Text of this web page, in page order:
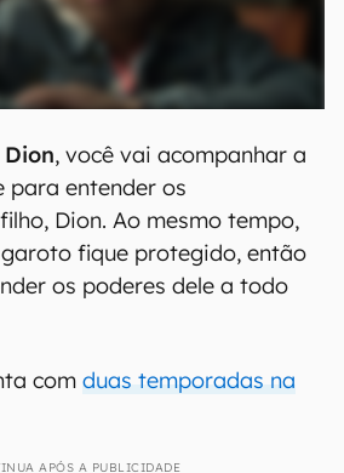
, você vai acompanhar a
para entender os
Dion. Ao mesmo tempo,
fique protegido, então
os poderes dele a todo
com duas temporadas na
APÓS A PUBLICIDADE